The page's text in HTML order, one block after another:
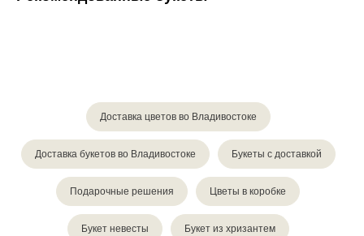
Доставка цветов во Владивостоке
Доставка букетов во Владивостоке Букеты с доставкой
Подарочные решения Цветы в коробке
Букет невесты Букет из хризантем